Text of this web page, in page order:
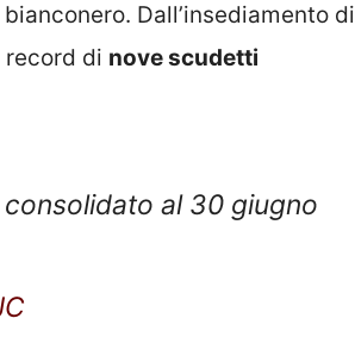
Dall’insediamento di
di nove scudetti
al 30 giugno